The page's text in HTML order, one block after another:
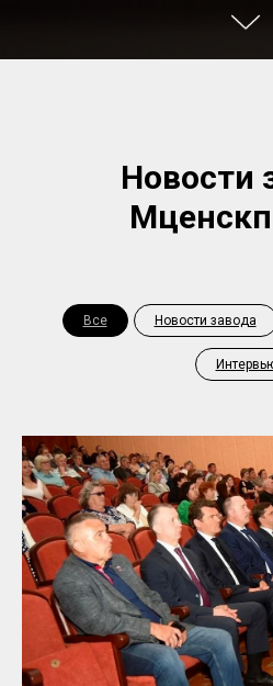
Новости
Все Новости завода